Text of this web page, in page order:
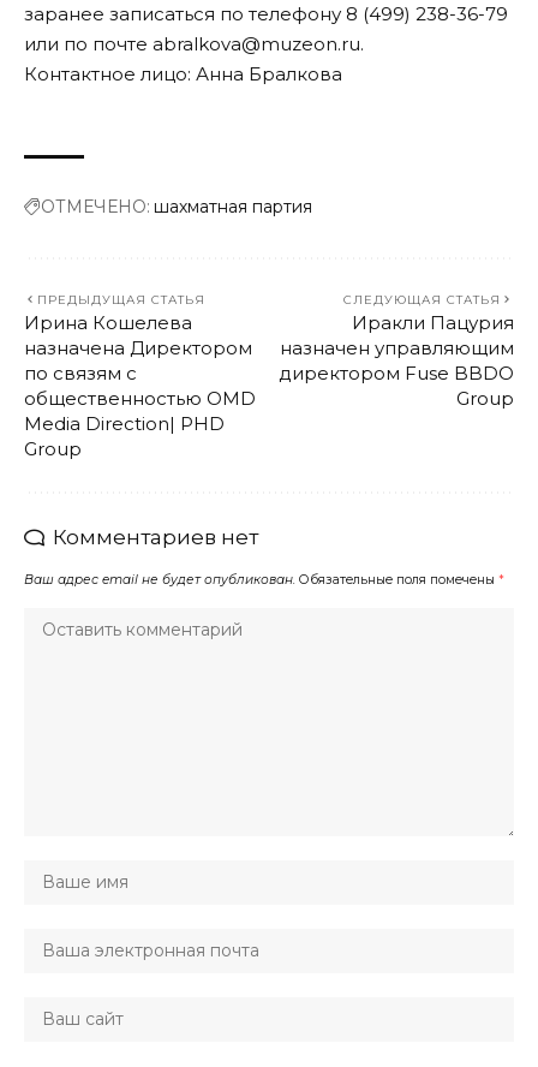
заранее записаться по телефону 8 (499) 238-36-79
или по почте abralkova@muzeon.ru.
Контактное лицо: Анна Бралкова
ОТМЕЧЕНО: шахматная партия
ПРЕДЫДУЩАЯ СТАТЬЯ
Ирина Кошелева
назначена Директором
по связям с
общественностью OMD
Media Direction| PHD
Group
СЛЕДУЮЩАЯ СТАТЬЯ
Иракли Пацурия
назначен управляющим
директором Fuse BBDO
Group
Комментариев нет
Ваш адрес email не будет опубликован. Обязательные поля помечены *